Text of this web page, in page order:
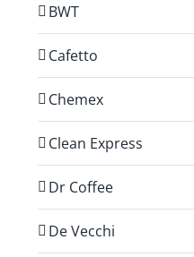
BWT
Cafetto
Chemex
Clean Express
Dr Coffee
De Vecchi